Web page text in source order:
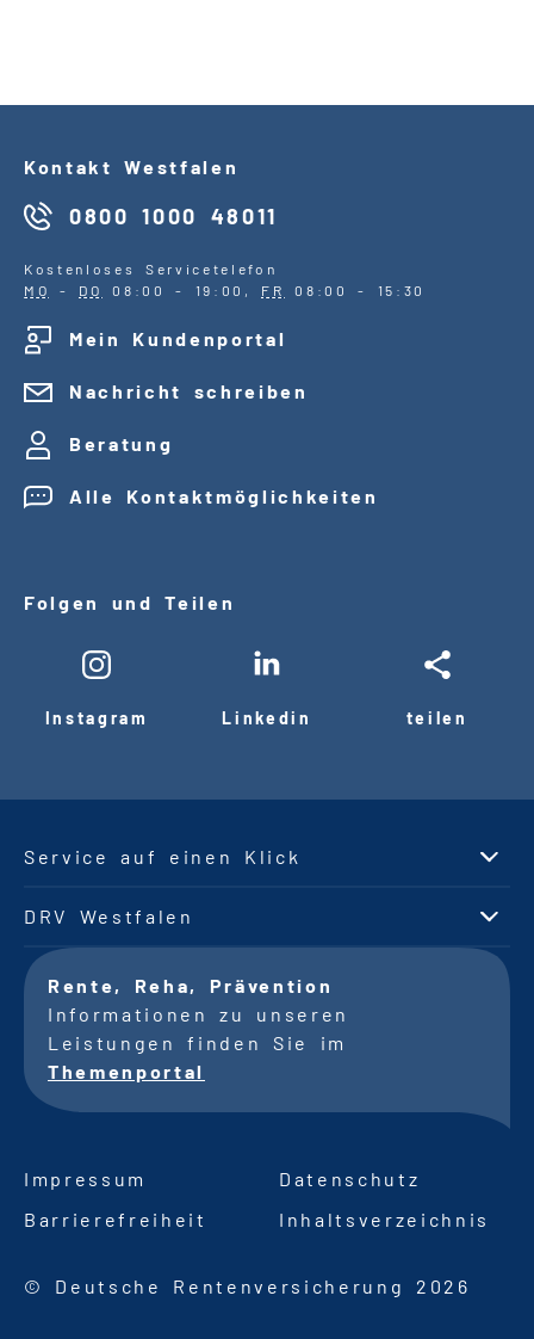
Kontakt Westfalen
0800 1000 48011
Kostenloses Servicetelefon
MO
- DO 08:00 - 19:00, FR 08:00 - 15:30
Mein Kundenportal
Nachricht schreiben
Beratung
Alle Kontaktmöglichkeiten
Folgen und Teilen
Instagram Linkedin teilen
Service auf einen Klick
DRV Westfalen
Rente, Reha, Prävention
Informationen zu unseren
Leistungen finden Sie im
Themenportal
Impressum
Datenschutz
Barrierefreiheit
Inhaltsverzeichnis
© Deutsche Rentenversicherung 2026